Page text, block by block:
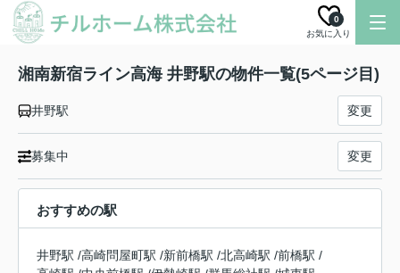
お気に入り
0
湘南新宿ライン高海 井野駅の物件一覧(5ページ目)
井野駅 変更
募集中 変更
おすすめの駅
井野駅 /高崎問屋町駅 /新前橋駅 /北高崎駅 /前橋駅 /